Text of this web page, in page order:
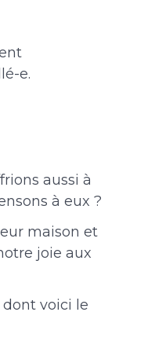
e.
aussi à
à eux ?
maison et
joie aux
voici le